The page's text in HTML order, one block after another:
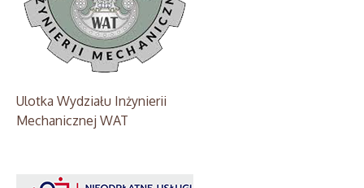
Ulotka Wydziału Inżynierii
Mechanicznej WAT